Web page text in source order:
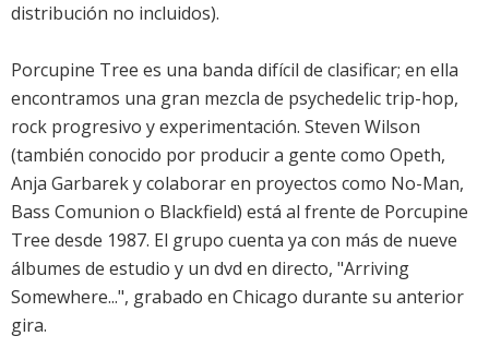
distribución no incluidos).
Porcupine Tree es una banda difícil de clasificar; en ella
encontramos una gran mezcla de psychedelic trip-hop,
rock progresivo y experimentación. Steven Wilson
(también conocido por producir a gente como Opeth,
Anja Garbarek y colaborar en proyectos como No-Man,
Bass Comunion o Blackfield) está al frente de Porcupine
Tree desde 1987. El grupo cuenta ya con más de nueve
álbumes de estudio y un dvd en directo, "Arriving
Somewhere...", grabado en Chicago durante su anterior
gira.